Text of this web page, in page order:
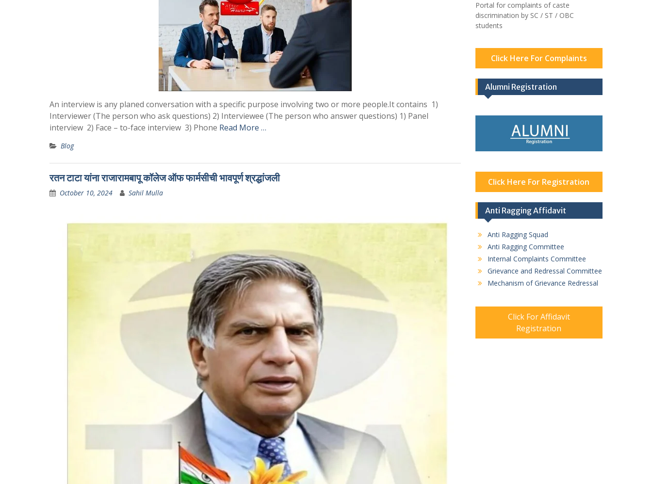
An interview is any planed conversation with a specific purpose involving two or more people.It contains 1)
Interviewer (The person who ask questions) 2) Interviewee (The person who answer questions) 1) Panel
interview 2) Face – to-face interview 3) Phone Read More …
Blog
रतन टाटा यांना राजारामबापू कॉलेज ऑफ फार्मसीची भावपूर्ण श्रद्धांजली
October 10, 2024 Sahil Mulla
Portal for complaints of caste
discrimination by SC / ST / OBC
students
Click Here For Complaints
Alumni Registration
Click Here For Registration
Anti Ragging Affidavit
Anti Ragging Squad
Anti Ragging Committee
Internal Complaints Committee
Grievance and Redressal Committee
Mechanism of Grievance Redressal
Click For Affidavit
Registration